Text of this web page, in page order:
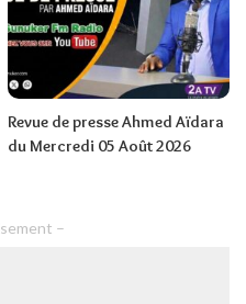
Revue de presse Ahmed Aïdara
du Mercredi 05 Août 2026
–